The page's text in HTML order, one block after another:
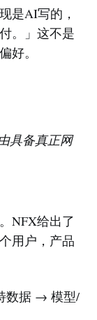
是AI写的，
。」这不是
好。
具备真正网
NFX给出了
用户，产品
数据 → 模型/